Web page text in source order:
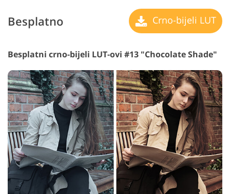
Besplatno Crno-bijeli LUT
Besplatni crno-bijeli LUT-ovi #13 "Chocolate Shade"